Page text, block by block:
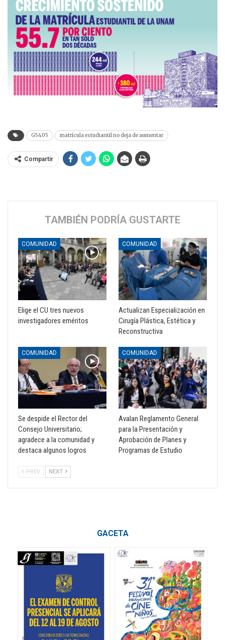
G5405 matrícula estudiantil no deja de aumentar
Compartir
TAMBIÉN PODRÍA GUSTARTE
COMUNIDAD
Elige el CU tres nuevos
investigadores eméritos
COMUNIDAD
Actualizan Especialización en
Cirugía Plástica, Estética y
Reconstructiva
COMUNIDAD
Se despide el Rector del
Consejo Universitario;
agradece a la comunidad y
destaca algunos logros
COMUNIDAD
Avalan Reglamento General
para la Presentación y
Aprobación de Planes y
Programas de Estudio
PREV NEXT
GACETA